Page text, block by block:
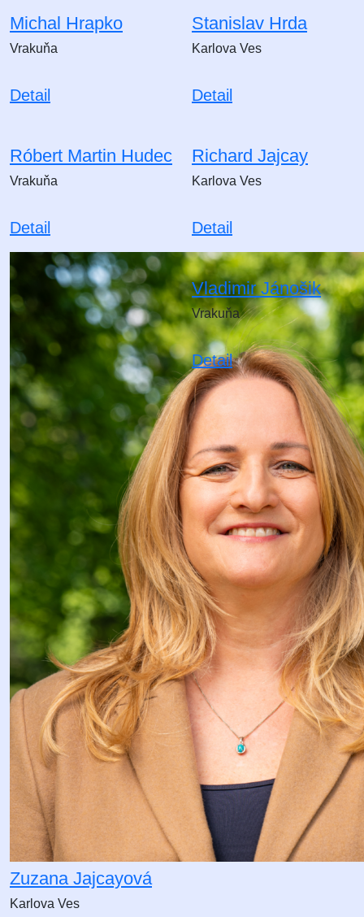
Michal Hrapko
Vrakuňa
Detail
Stanislav Hrda
Karlova Ves
Detail
Róbert Martin Hudec
Vrakuňa
Detail
Richard Jajcay
Karlova Ves
Detail
Zuzana Jajcayová
Karlova Ves
Vladimir Jánošik
Vrakuňa
Detail